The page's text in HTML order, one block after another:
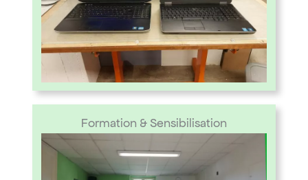
Formation & Sensibilisation